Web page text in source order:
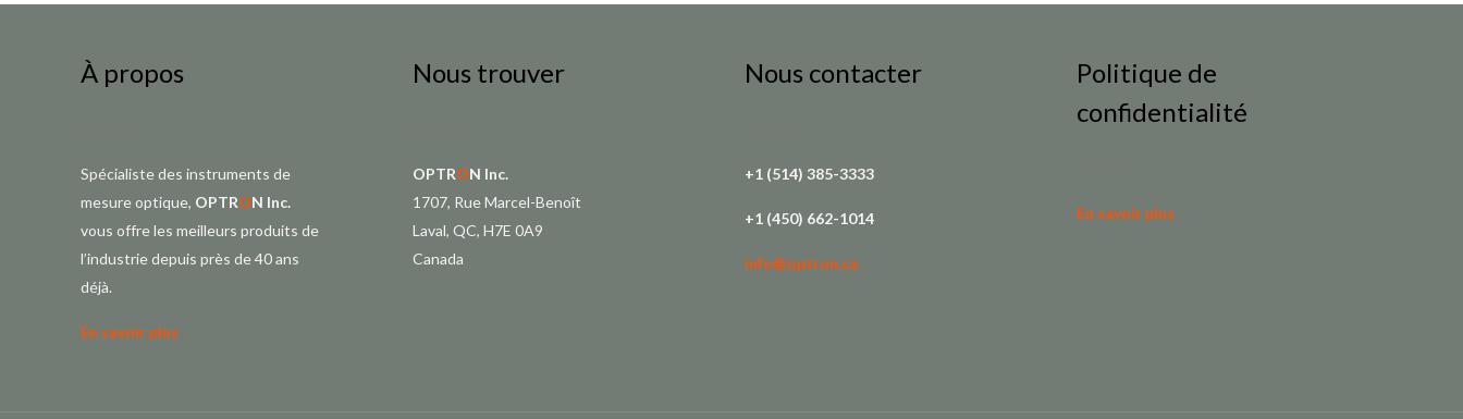
À propos
Spécialiste des instruments de
mesure optique, OPTRON Inc.
vous offre les meilleurs produits de
l’industrie depuis près de 40 ans
déjà.
En savoir plus
Nous trouver
OPTRON Inc.
1707, Rue Marcel-Benoît
Laval, QC, H7E 0A9
Canada
Nous contacter
+1 (514) 385-3333
+1 (450) 662-1014
info@optron.ca
Politique de
confidentialité
En savoir plus